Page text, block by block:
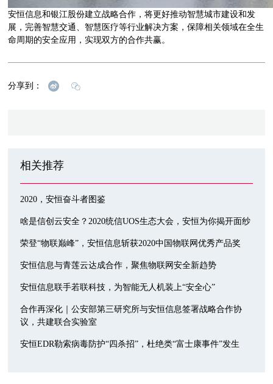
安恒信息和银江股份建立战略合作，将更好推动智慧城市建设和发
展，完善智慧交通、智慧医疗等行业解决方案，保障相关领域在全生
命周期的安全应用，实现双方的合作共赢。
分享到：
相关推荐
2020，安恒奋斗者图鉴
啥是信创云安全？2020统信UOS生态大会，安恒为你揭开面纱
荣登“物联巅峰”，安恒信息斩获2020中国物联网优秀产品奖
安恒信息与青莲云达成合作，聚焦物联网安全新趋势
安恒信息联手若联科技，为智能无人机装上“安全心”
合作再深化｜公安部第三研究所与安恒信息签署战略合作协
议，共建联合实验室
安恒EDR勒索病毒防护“四杀招”，杜绝类“富士康事件”发生